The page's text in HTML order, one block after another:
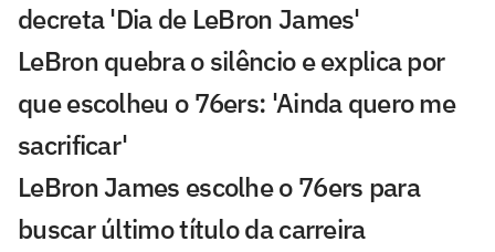
decreta 'Dia de LeBron James'
LeBron quebra o silêncio e explica por
que escolheu o 76ers: 'Ainda quero me
sacrificar'
LeBron James escolhe o 76ers para
buscar último título da carreira